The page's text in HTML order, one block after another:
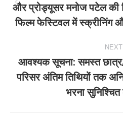
और प्रोड्यूसर मनोज पटेल की
फिल्म फेस्टिवल में स्क्रीनिंग
NEXT
आवश्यक सूचना: समस्त
परिसर अंतिम तिथियों तक
भरना